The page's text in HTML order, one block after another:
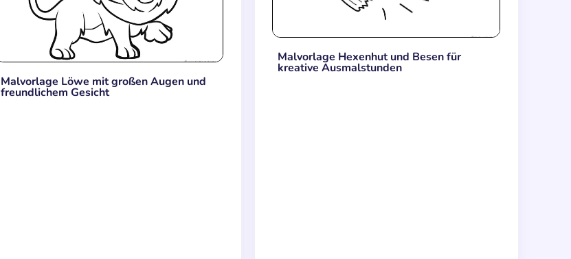
Malvorlage Löwe mit großen Augen und
freundlichem Gesicht
Malvorlage Hexenhut und Besen für
kreative Ausmalstunden